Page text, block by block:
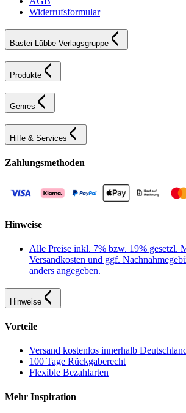
Widerrufsformular
Bastei Lübbe Verlagsgruppe
Produkte
Genres
Hilfe & Services
Zahlungsmethoden
Hinweise
Alle Preise inkl. 7% bzw. 19% gesetzl.
Versandkosten und ggf.
anders angegeben.
Hinweise
Vorteile
Versand kostenlos innerhalb
100 Tage Rückgaberecht
Flexible Bezahlarten
Mehr Inspiration